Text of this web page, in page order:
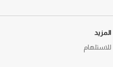
المزيد
للاستلهام